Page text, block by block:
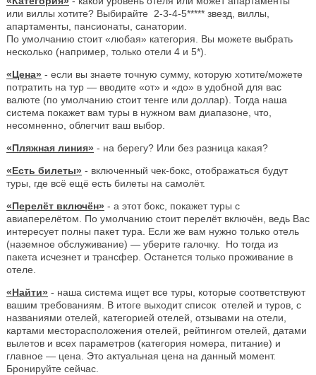
или виллы хотите? Выбирайте 2-3-4-5***** звезд, виллы,
апартаменты, пансионаты, санатории.
По умолчанию стоит «любая» категория. Вы можете выбрать
несколько (например, только отели 4 и 5*).
«Цена» - если вы знаете точную сумму, которую хотите/можете
потратить на тур — вводите «от» и «до» в удобной для вас
валюте (по умолчанию стоит тенге или доллар). Тогда наша
система покажет вам туры в нужном вам диапазоне, что,
несомненно, облегчит ваш выбор.
«Пляжная линия» - на берегу? Или без разница какая?
«Есть билеты» - включенный чек-бокс, отображаться будут
туры, где всё ещё есть билеты на самолёт.
«Перелёт включён» - а этот бокс, покажет туры с
авиаперелётом. По умолчанию стоит перелёт включён, ведь Вас
интересует полны пакет тура. Если же вам нужно только отель
(наземное обслуживание) — уберите галочку. Но тогда из
пакета исчезнет и трансфер. Останется только проживание в
отеле.
«Найти» - наша система ищет все туры, которые соответствуют
вашим требованиям. В итоге выходит список отелей и туров, с
названиями отелей, категорией отелей, отзывами на отели,
картами месторасположения отелей, рейтингом отелей, датами
вылетов и всех параметров (категория номера, питание) и
главное — цена. Это актуальная цена на данный момент.
Бронируйте сейчас.